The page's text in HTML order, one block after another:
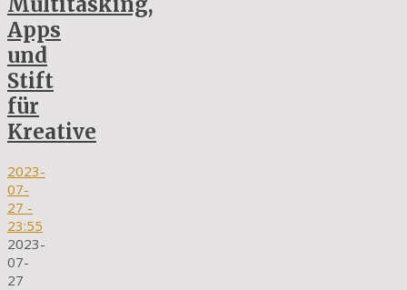
Apps
und
Stift
für
Kreative
2023-
07-
27 -
23:55
2023-
07-
27